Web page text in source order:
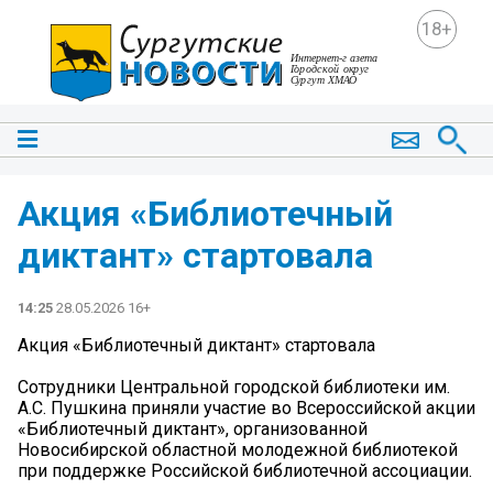
18+
Акция «Библиотечный
диктант» стартовала
14:25 28.05.2026 16+
Акция «Библиотечный диктант» стартовала
Сотрудники Центральной городской библиотеки им.
А.С. Пушкина приняли участие во Всероссийской акции
«Библиотечный диктант», организованной
Новосибирской областной молодежной библиотекой
при поддержке Российской библиотечной ассоциации.